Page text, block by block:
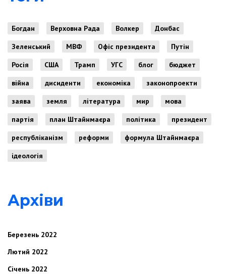
Богдан Верховна Рада Волкер
Донбас
Зеленський
МВФ Офіс президента
Путін
Росія
США Трамп УГС блог
бюджет
війна
дисиденти економіка
законопроекти
заява
земля література мир
мова
партія
план Штайнмаєра політика
президент
республіканізм
реформи
формула Штайнмаєра
ідеологія
Архіви
Березень 2022
Лютий 2022
Січень 2022